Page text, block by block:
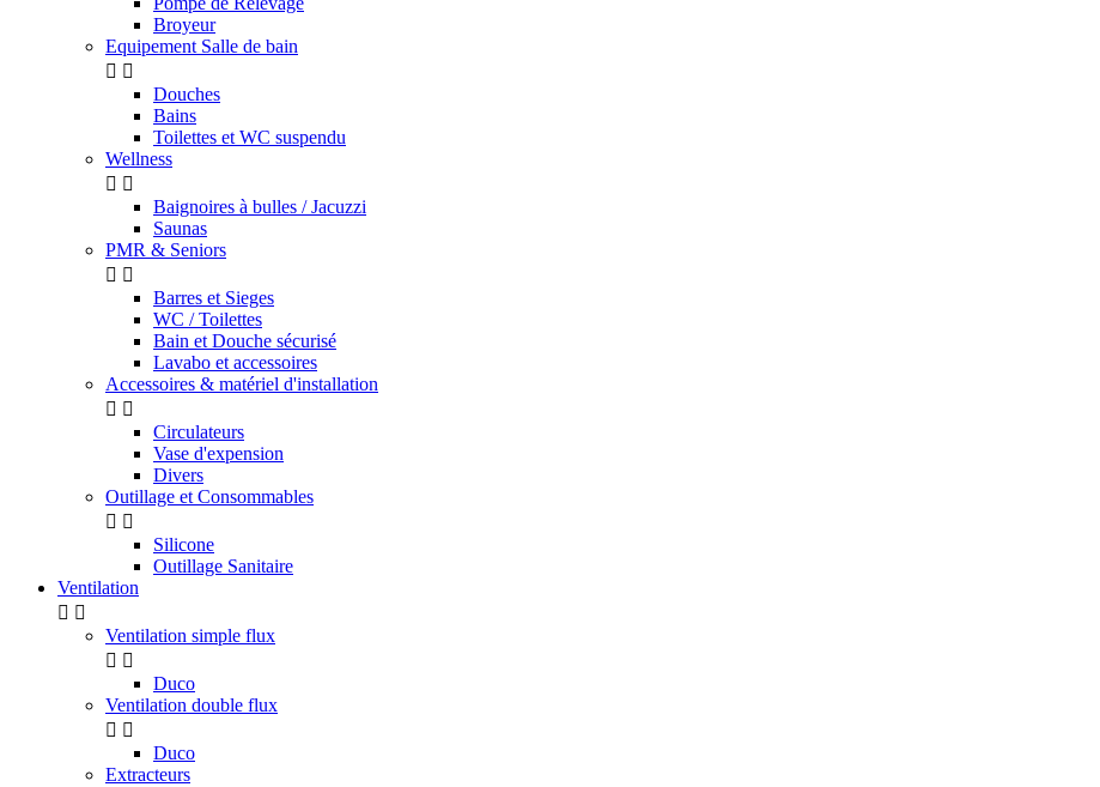
Broyeur
Equipement Salle de bain
 
Douches
Bains
Toilettes et WC suspendu
Wellness
 
Baignoires à bulles / Jacuzzi
Saunas
PMR & Seniors
 
Barres et Sieges
WC / Toilettes
Bain et Douche sécurisé
Lavabo et accessoires
Accessoires & matériel d'installation
 
Circulateurs
Vase d'expension
Divers
Outillage et Consommables
 
Silicone
Outillage Sanitaire
Ventilation
 
Ventilation simple flux
 
Duco
Ventilation double flux
 
Duco
Extracteurs